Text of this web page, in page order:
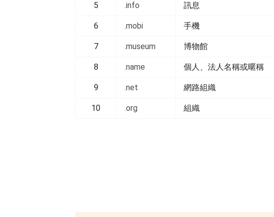
5 .info 訊息
6 .mobi 手機
7 .museum 博物館
8 .name 個人、法人名稱或暱稱
9 .net 網路組織
10 .org 組織